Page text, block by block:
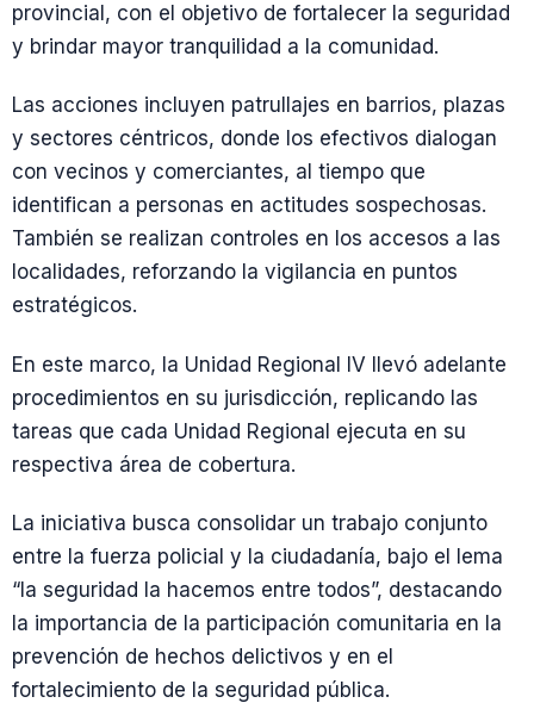
provincial, con el objetivo de fortalecer la seguridad
y brindar mayor tranquilidad a la comunidad.
Las acciones incluyen patrullajes en barrios, plazas
y sectores céntricos, donde los efectivos dialogan
con vecinos y comerciantes, al tiempo que
identifican a personas en actitudes sospechosas.
También se realizan controles en los accesos a las
localidades, reforzando la vigilancia en puntos
estratégicos.
En este marco, la Unidad Regional IV llevó adelante
procedimientos en su jurisdicción, replicando las
tareas que cada Unidad Regional ejecuta en su
respectiva área de cobertura.
La iniciativa busca consolidar un trabajo conjunto
entre la fuerza policial y la ciudadanía, bajo el lema
“la seguridad la hacemos entre todos”, destacando
la importancia de la participación comunitaria en la
prevención de hechos delictivos y en el
fortalecimiento de la seguridad pública.